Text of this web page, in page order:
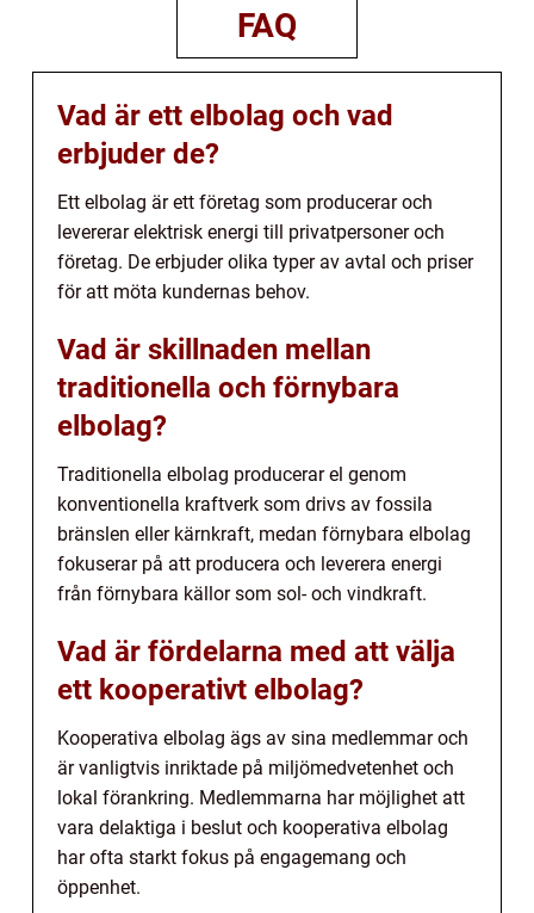
FAQ
Vad är ett elbolag och vad
erbjuder de?
Ett elbolag är ett företag som producerar och
levererar elektrisk energi till privatpersoner och
företag. De erbjuder olika typer av avtal och priser
för att möta kundernas behov.
Vad är skillnaden mellan
traditionella och förnybara
elbolag?
Traditionella elbolag producerar el genom
konventionella kraftverk som drivs av fossila
bränslen eller kärnkraft, medan förnybara elbolag
fokuserar på att producera och leverera energi
från förnybara källor som sol- och vindkraft.
Vad är fördelarna med att välja
ett kooperativt elbolag?
Kooperativa elbolag ägs av sina medlemmar och
är vanligtvis inriktade på miljömedvetenhet och
lokal förankring. Medlemmarna har möjlighet att
vara delaktiga i beslut och kooperativa elbolag
har ofta starkt fokus på engagemang och
öppenhet.